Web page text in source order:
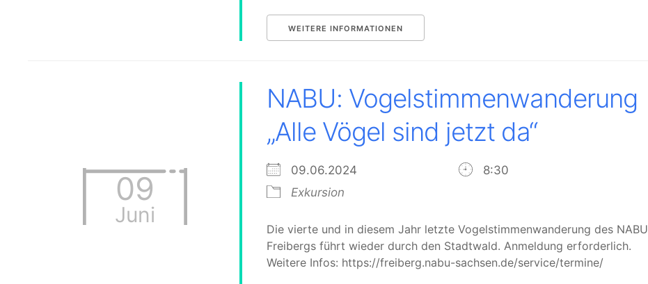
WEITERE INFORMATIONEN
09
Juni
NABU: Vogelstimmenwanderung
„Alle Vögel sind jetzt da“
09.06.2024
8:30
Exkursion
Die vierte und in diesem Jahr letzte Vogelstimmenwanderung des NABU
Freibergs führt wieder durch den Stadtwald. Anmeldung erforderlich.
Weitere Infos: https://freiberg.nabu-sachsen.de/service/termine/